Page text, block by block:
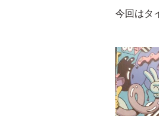
今回はタ